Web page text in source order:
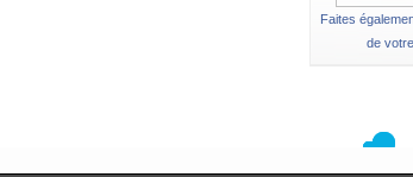
Faites
de